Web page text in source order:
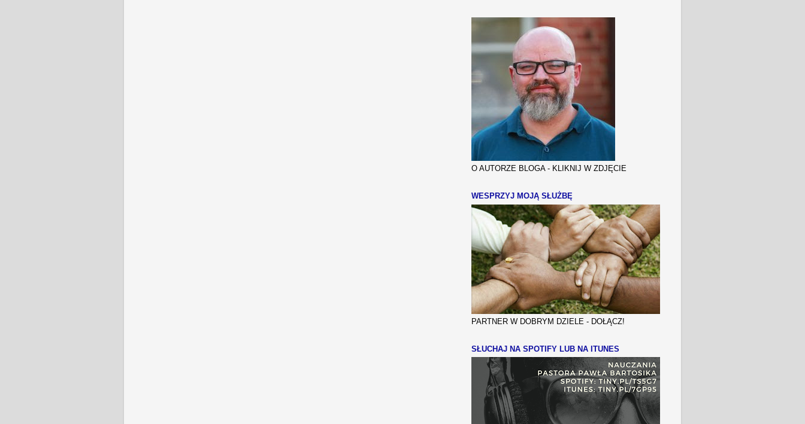
O AUTORZE BLOGA - KLIKNIJ W ZDJĘCIE
WESPRZYJ MOJĄ SŁUŻBĘ
PARTNER W DOBRYM DZIELE - DOŁĄCZ!
SŁUCHAJ NA SPOTIFY LUB NA ITUNES